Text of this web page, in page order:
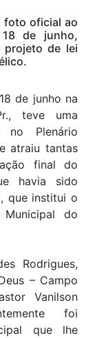
foto oficial ao
de junho,
projeto de lei
de junho na
teve uma
no Plenário
atraiu tantas
final do
havia sido
que institui o
do
Rodrigues,
– Campo
Vanilson
foi
que lhe